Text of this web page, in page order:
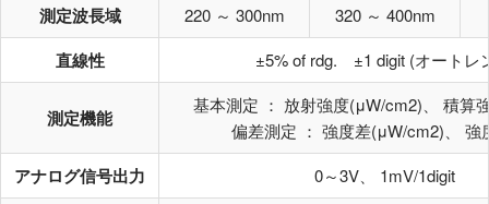
測定波長域 220 ～ 300nm 320 ～ 400nm
直線性 ±5% of rdg. ±1 digit (オートレ
測定機能
基本測定 ： 放射強度(μW/cm2)、 積算
偏差測定 ： 強度差(μW/cm2)、 強
アナログ信号出力 0～3V、 1mV/1digit